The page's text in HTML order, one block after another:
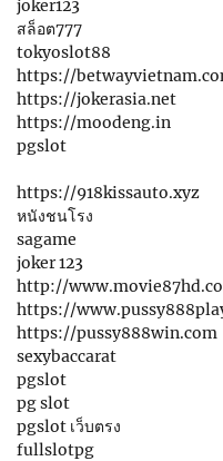
joker123
สล็อต777
tokyoslot88
https://
https://jokerasia.net
https://moodeng.in
pgslot
https://918kissauto.xyz
หนังชนโรง
sagame
joker 123
http://
https://
https://pussy888win.com
sexybaccarat
pgslot
pg slot
pgslot เว็บตรง
fullslotpg